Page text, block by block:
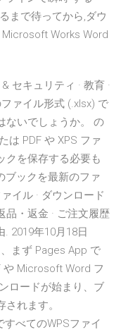
まで待ってから,ダウ
Works Word
セキュリティ · 教育 ·
ァイル形式 (.xlsx) で
ないでしょうか。 の
は PDF や XPS ファ
クを保存する必要も
ブックを最新のファ
イル · ダウンロード
品・返金 · ご注文履歴
2019年10月18日
まず Pages App で
や Microsoft Word フ
ロードが始まり、ブ
れます。
すべてのWPSファイ